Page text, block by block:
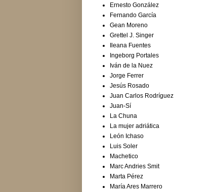
Ernesto González
Fernando García
Gean Moreno
Grettel J. Singer
Ileana Fuentes
Ingeborg Portales
Iván de la Nuez
Jorge Ferrer
Jesús Rosado
Juan Carlos Rodríguez
Juan-Sí
La Chuna
La mujer adriática
León Ichaso
Luis Soler
Machetico
Marc Andries Smit
Marta Pérez
María Ares Marrero